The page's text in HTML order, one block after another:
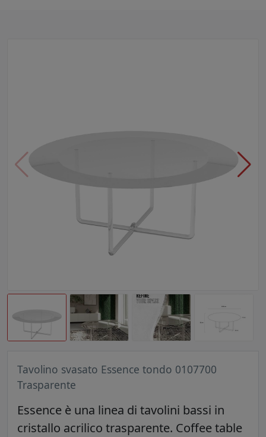
Tavolino svasato Essence tondo 0107700
Trasparente
Essence è una linea di tavolini bassi in
cristallo acrilico trasparente. Coffee table